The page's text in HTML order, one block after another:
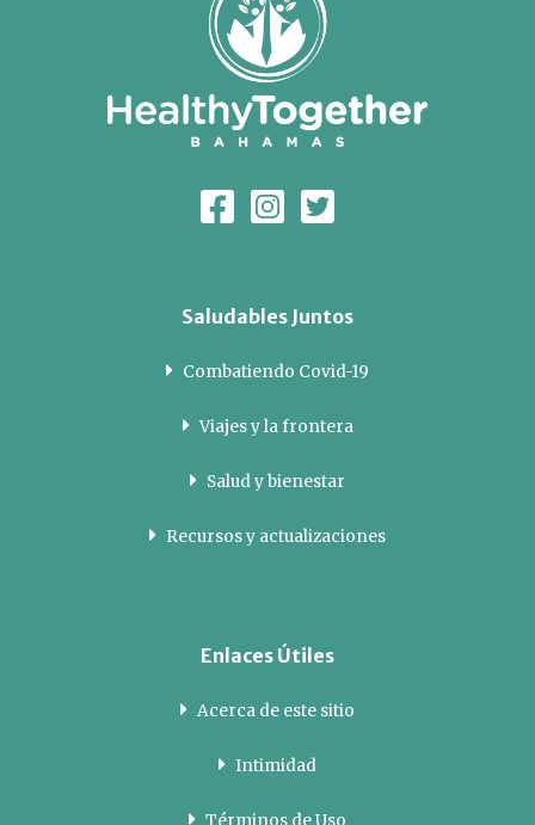
Saludables Juntos
Combatiendo Covid-19
Viajes y la frontera
Salud y bienestar
Recursos y actualizaciones
Enlaces Útiles
Acerca de este sitio
Intimidad